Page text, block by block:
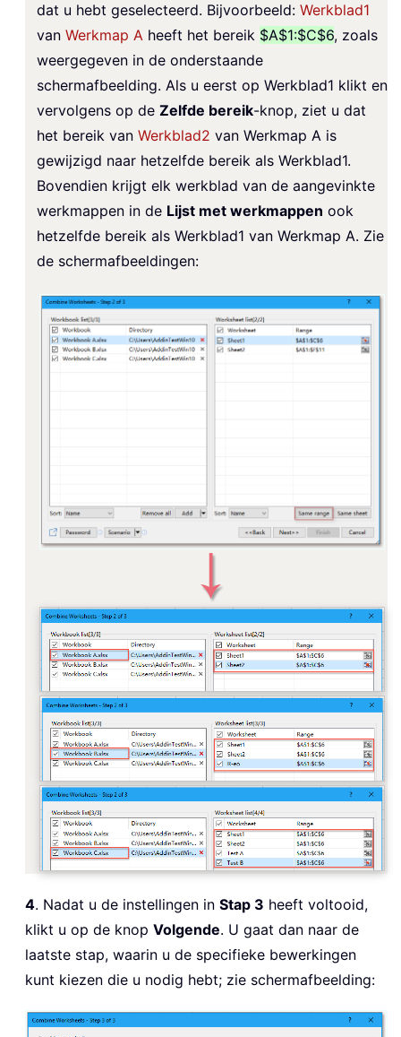
dat u hebt geselecteerd. Bijvoorbeeld: Werkblad1
van Werkmap A heeft het bereik $A$1:$C$6, zoals
weergegeven in de onderstaande
schermafbeelding. Als u eerst op Werkblad1 klikt en
vervolgens op de Zelfde bereik-knop, ziet u dat
het bereik van Werkblad2 van Werkmap A is
gewijzigd naar hetzelfde bereik als Werkblad1.
Bovendien krijgt elk werkblad van de aangevinkte
werkmappen in de Lijst met werkmappen ook
hetzelfde bereik als Werkblad1 van Werkmap A. Zie
de schermafbeeldingen:
4. Nadat u de instellingen in Stap 3 heeft voltooid,
klikt u op de knop Volgende. U gaat dan naar de
laatste stap, waarin u de specifieke bewerkingen
kunt kiezen die u nodig hebt; zie schermafbeelding: